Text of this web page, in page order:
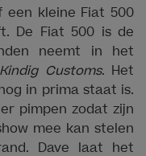
kleine Fiat 500
De Fiat 500 is de
neemt in het
Kindig Customs. Het
in prima staat is.
pimpen zodat zijn
mee kan stelen
Dave laat het